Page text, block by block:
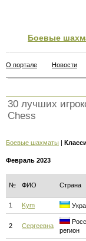
Боевые
О портале Новости
30 лучших
Chess
Боевые шахматы |
Февраль 2023
№ ФИО Страна
1 Kym
2 Сергеевна
регион